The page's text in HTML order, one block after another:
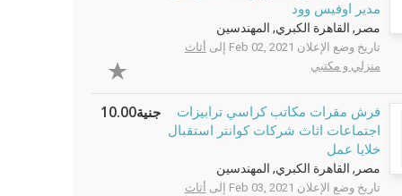
مدير اوفيس وود
مصر, القاهرة الكبري, المهندسين
تاريخ وضع الإعلان Feb 02, 2021 إلى
أثاث
منزلي و مكتبي
فرش مقرات مكاتب كراسي ترابيزات
اجتماعات اثاث شركات كوانتر استقبال
خلايا عمل
مصر, القاهرة الكبري, المهندسين
تاريخ وضع الإعلان Feb 03, 2021 إلى أثاث
جنية10.00